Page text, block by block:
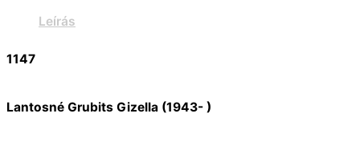
Leírás
1147
Lantosné Grubits Gizella (1943- )